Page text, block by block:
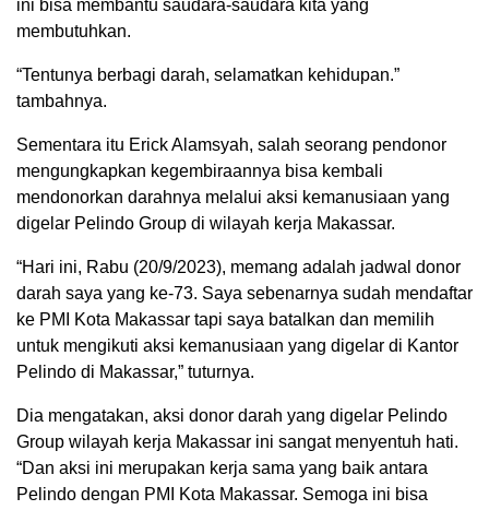
ini bisa membantu saudara-saudara kita yang
membutuhkan.
“Tentunya berbagi darah, selamatkan kehidupan.”
tambahnya.
Sementara itu Erick Alamsyah, salah seorang pendonor
mengungkapkan kegembiraannya bisa kembali
mendonorkan darahnya melalui aksi kemanusiaan yang
digelar Pelindo Group di wilayah kerja Makassar.
“Hari ini, Rabu (20/9/2023), memang adalah jadwal donor
darah saya yang ke-73. Saya sebenarnya sudah mendaftar
ke PMI Kota Makassar tapi saya batalkan dan memilih
untuk mengikuti aksi kemanusiaan yang digelar di Kantor
Pelindo di Makassar,” tuturnya.
Dia mengatakan, aksi donor darah yang digelar Pelindo
Group wilayah kerja Makassar ini sangat menyentuh hati.
“Dan aksi ini merupakan kerja sama yang baik antara
Pelindo dengan PMI Kota Makassar. Semoga ini bisa